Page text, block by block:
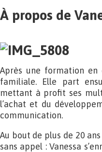
À propos de
Après une formation en
familiale. Elle part
mettant à profit ses
l’achat et du
communication.
Au bout de plus de 20
sans appel : Vanessa